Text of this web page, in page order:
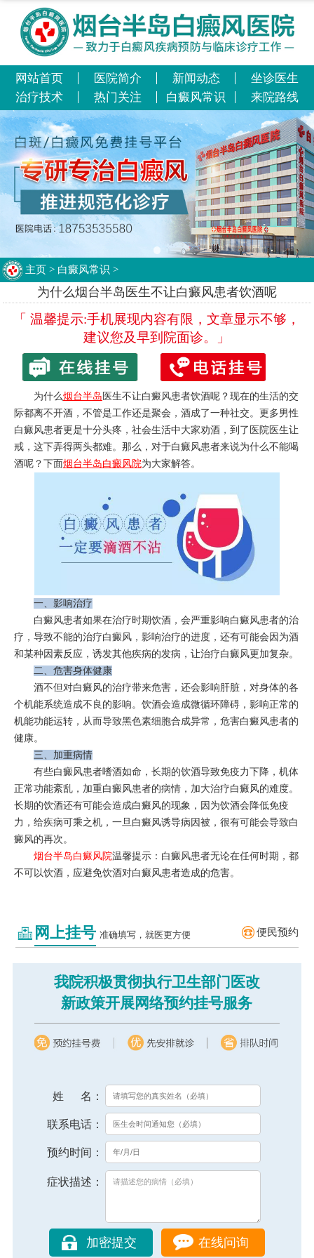
网站首页 医院简介 新闻动态
坐诊医生
治疗技术
热门关注 白癜风常识 来院路线
主页 > 白癜风常识 >
为什么烟台半岛医生不让白癜风患者饮酒呢
「 温馨提示:手机展现内容有限，文章显示不够，
建议您及早到院面诊。」
为什么烟台半岛 医生不让白癜风患者饮酒呢？现在的生活的交
际都离不开酒，不管是工作还是聚会，酒成了一种社交。更多男性
白癜风患者更是十分头疼，社会生活中大家劝酒，到了医院医生让
戒，这下弄得两头都难。那么，对于白癜风患者来说为什么不能喝
酒呢？下面烟台半岛白癜风院为大家解答。
一、影响治疗
白癜风患者如果在治疗时期饮酒，会严重影响白癜风患者的治
疗，导致不能的治疗白癜风，影响治疗的进度，还有可能会因为酒
和某种因素反应，诱发其他疾病的发病，让治疗白癜风更加复杂。
二、危害身体健康
酒不但对白癜风的治疗带来危害，还会影响肝脏，对身体的各
个机能系统造成不良的影响。饮酒会造成微循环障碍，影响正常的
机能功能运转，从而导致黑色素细胞合成异常，危害白癜风患者的
健康。
三、加重病情
有些白癜风患者嗜酒如命，长期的饮酒导致免疫力下降，机体
正常功能紊乱，加重白癜风患者的病情，加大治疗白癜风的难度。
长期的饮酒还有可能会造成白癜风的现象，因为饮酒会降低免疫
力，给疾病可乘之机，一旦白癜风诱导病因被，很有可能会导致白
癜风的再次。
烟台半岛白癜风院温馨提示：白癜风患者无论在任何时期，都
不可以饮酒，应避免饮酒对白癜风患者造成的危害。
网上挂号 准确填写，就医更方便 便民预约
我院积极贯彻执行卫生部门医改
新政策开展网络预约挂号服务
姓 名：
联系电话：
预约时间：
症状描述：
在线问询